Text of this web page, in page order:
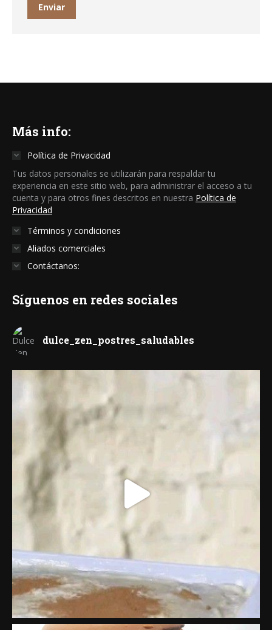
Enviar
Más info:
Política de Privacidad
Tus datos personales se utilizarán para respaldar tu
experiencia en este sitio web, para administrar el acceso a tu
cuenta y para otros fines descritos en nuestra Política de
Privacidad
Términos y condiciones
Aliados comerciales
Contáctanos:
Síguenos en redes sociales
dulce_zen_postres_saludables